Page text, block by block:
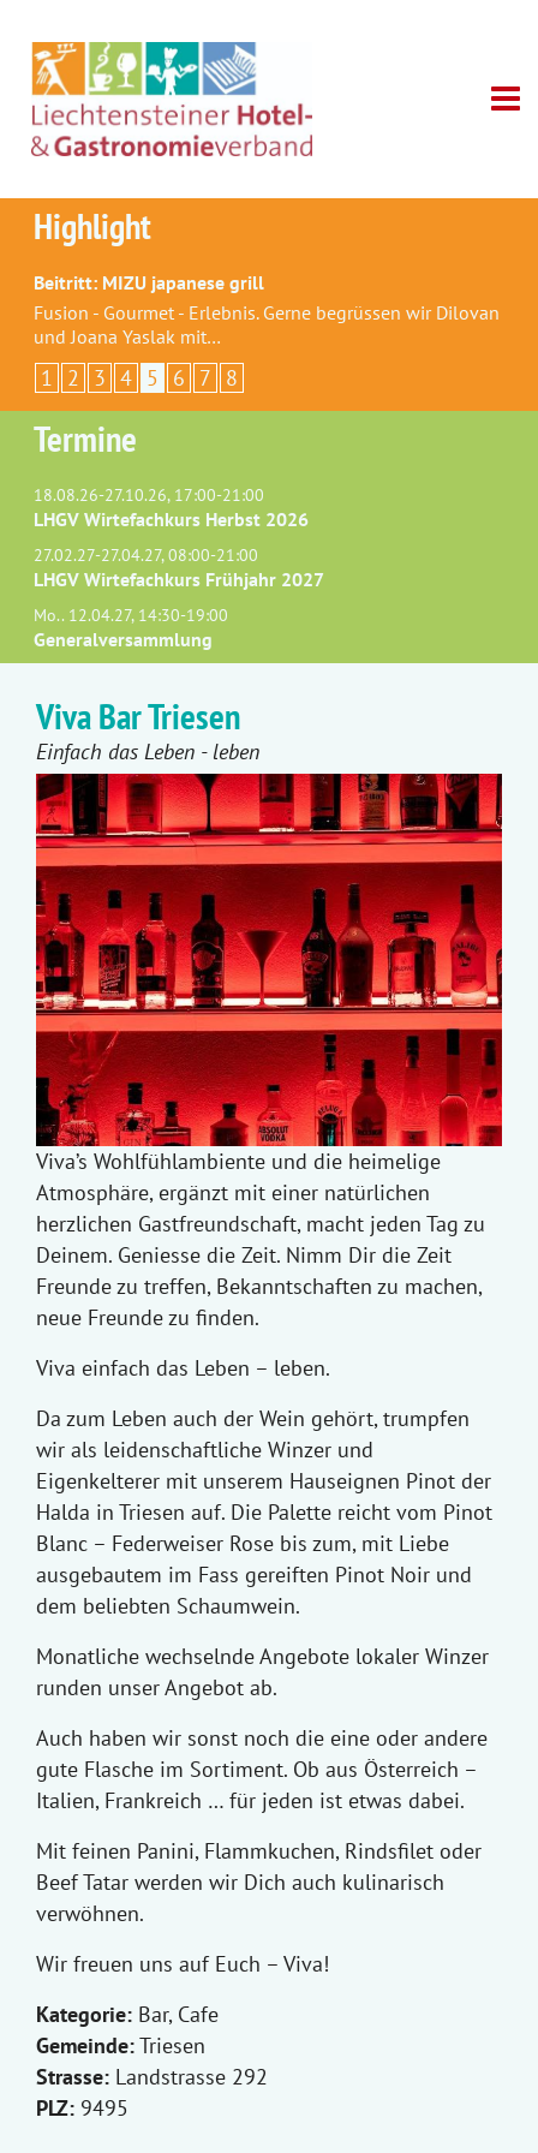
Highlight
Beitritt: MIZU japanese grill
Fusion - Gourmet - Erlebnis. Gerne begrüssen wir Dilovan
und Joana Yaslak mit…
1 2 3 4 5 6 7 8
Termine
18.08.26-27.10.26, 17:00-21:00
LHGV Wirtefachkurs Herbst 2026
27.02.27-27.04.27, 08:00-21:00
LHGV Wirtefachkurs Frühjahr 2027
Mo.. 12.04.27, 14:30-19:00
Generalversammlung
Viva Bar Triesen
Einfach das Leben - leben
Viva’s Wohlfühlambiente und die heimelige
Atmosphäre, ergänzt mit einer natürlichen
herzlichen Gastfreundschaft, macht jeden Tag zu
Deinem. Geniesse die Zeit. Nimm Dir die Zeit
Freunde zu treffen, Bekanntschaften zu machen,
neue Freunde zu finden.
Viva einfach das Leben – leben.
Da zum Leben auch der Wein gehört, trumpfen
wir als leidenschaftliche Winzer und
Eigenkelterer mit unserem Hauseignen Pinot der
Halda in Triesen auf. Die Palette reicht vom Pinot
Blanc – Federweiser Rose bis zum, mit Liebe
ausgebautem im Fass gereiften Pinot Noir und
dem beliebten Schaumwein.
Monatliche wechselnde Angebote lokaler Winzer
runden unser Angebot ab.
Auch haben wir sonst noch die eine oder andere
gute Flasche im Sortiment. Ob aus Österreich –
Italien, Frankreich … für jeden ist etwas dabei.
Mit feinen Panini, Flammkuchen, Rindsfilet oder
Beef Tatar werden wir Dich auch kulinarisch
verwöhnen.
Wir freuen uns auf Euch – Viva!
Kategorie: Bar, Cafe
Gemeinde:Triesen
Strasse: Landstrasse 292
PLZ: 9495